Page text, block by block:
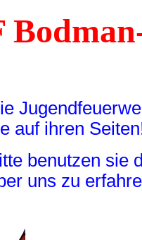
auf ihren
benutzen sie
uns zu